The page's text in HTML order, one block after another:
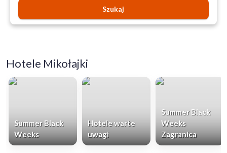
Szukaj
Hotele Mikołajki
Summer Black
Weeks
Hotele warte
uwagi
Summer Black
Weeks
Zagranica